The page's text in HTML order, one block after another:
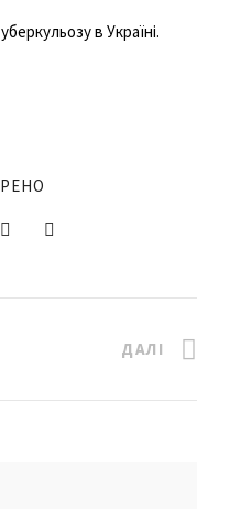
в Україні.
ДАЛІ